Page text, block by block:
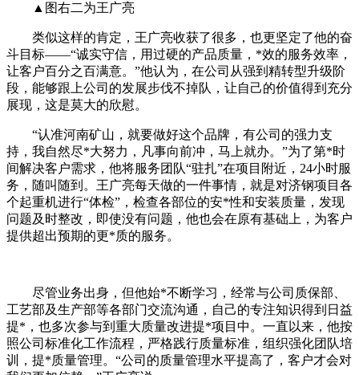
▲图右二为王广亮
类似这样的肯定，王广亮收获了很多，也更坚定了他的奋
斗目标——“诚实守信，用过硬的产品质量，*效的服务效率，
让客户百分之百满意。”他认为，在公司从强到精转型升级阶
段，能够跟上公司的发展步伐不掉队，让自己的价值得到充分
展现，这是莫大的欣慰。
“认准河南矿山，就要做好这个品牌，有公司的强力支
持，我自然尽*大努力，凡事向前冲，马上就办。”为了第*时
间解决客户需求，他将服务团队“驻扎”在项目附近，24小时服
务，随叫随到。王广亮每天做的一件事情，就是对济钢项目各
个起重机进行“体检”，检查各部位的安*性和安装质量，发现
问题及时整改，即使没有问题，他也会在原有基础上，为客户
提供超出预期的更*质的服务。
尽管业务出身，但他始*不断学习，经常与公司质保部、
工艺部及生产部等各部门交流沟通，自己的专注知识得到日益
提*，也多次参与到重大质量改进提*项目中。一直以来，他按
照公司标准化工作流程，严格践行质量标准，组织强化团队培
训，提*质量管理。“公司的质量管理水平提高了，客户才会对